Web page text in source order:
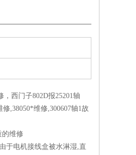
，西门子802D报25201轴
,38050*维修,300607轴1故
的维修
于电机接线盒被水淋湿,直